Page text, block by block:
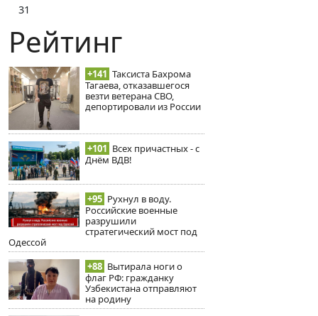
31
Рейтинг
+141 Таксиста Бахрома
Тагаева, отказавшегося
везти ветерана СВО,
депортировали из России
+101 Всех причастных - с
Днём ВДВ!
+95 Рухнул в воду.
Российские военные
разрушили
стратегический мост под
Одессой
+88 Вытирала ноги о
флаг РФ: гражданку
Узбекистана отправляют
на родину